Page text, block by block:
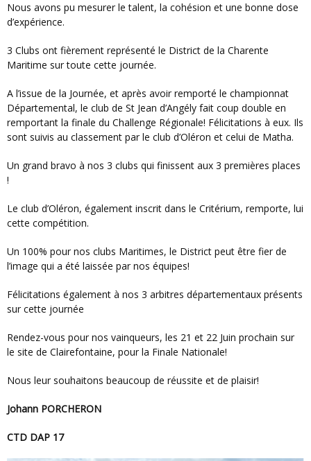
Nous avons pu mesurer le talent, la cohésion et une bonne dose
d’expérience.
3 Clubs ont fièrement représenté le District de la Charente
Maritime sur toute cette journée.
A l’issue de la Journée, et après avoir remporté le championnat
Départemental, le club de St Jean d’Angély fait coup double en
remportant la finale du Challenge Régionale! Félicitations à eux. Ils
sont suivis au classement par le club d’Oléron et celui de Matha.
Un grand bravo à nos 3 clubs qui finissent aux 3 premières places
!
Le club d’Oléron, également inscrit dans le Critérium, remporte, lui
cette compétition.
Un 100% pour nos clubs Maritimes, le District peut être fier de
l’image qui a été laissée par nos équipes!
Félicitations également à nos 3 arbitres départementaux présents
sur cette journée
Rendez-vous pour nos vainqueurs, les 21 et 22 Juin prochain sur
le site de Clairefontaine, pour la Finale Nationale!
Nous leur souhaitons beaucoup de réussite et de plaisir!
Johann PORCHERON
CTD DAP 17